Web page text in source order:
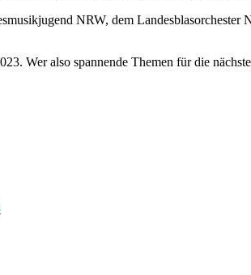
NRW, dem
Wer also spannende Themen für die